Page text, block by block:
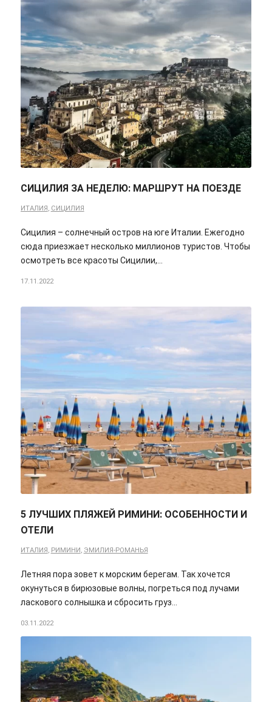
СИЦИЛИЯ ЗА НЕДЕЛЮ: МАРШРУТ НА ПОЕЗДЕ
ИТАЛИЯ, СИЦИЛИЯ
Сицилия – солнечный остров на юге Италии. Ежегодно
сюда приезжает несколько миллионов туристов. Чтобы
осмотреть все красоты Сицилии,…
17.11.2022
5 ЛУЧШИХ ПЛЯЖЕЙ РИМИНИ: ОСОБЕННОСТИ И
ОТЕЛИ
ИТАЛИЯ, РИМИНИ, ЭМИЛИЯ-РОМАНЬЯ
Летняя пора зовет к морским берегам. Так хочется
окунуться в бирюзовые волны, погреться под лучами
ласкового солнышка и сбросить груз…
03.11.2022